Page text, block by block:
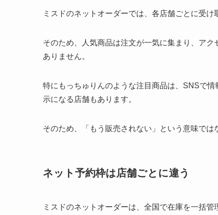
ミスドのネットオーダーでは、各店舗ごとに受
そのため、人気商品は注文が一気に集まり、ア
ありません。
特にもっちゅりんのような注目商品は、SNSで
示になる店舗もあります。
そのため、「もう販売されない」という意味で
ネット予約枠は店舗ごとに違う
ミスドのネットオーダーは、全国で在庫を一括